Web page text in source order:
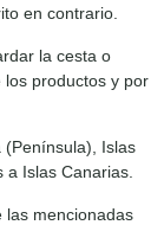
en contrario.
la cesta o
los productos y por
(Península), Islas
Islas Canarias.
las mencionadas